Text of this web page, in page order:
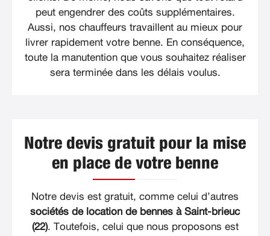
peut engendrer des coûts supplémentaires.
Aussi, nos chauffeurs travaillent au mieux pour
livrer rapidement votre benne. En conséquence,
toute la manutention que vous souhaitez réaliser
sera terminée dans les délais voulus.
Notre devis gratuit pour la mise
en place de votre benne
Notre devis est gratuit, comme celui d’autres
sociétés de location de bennes à Saint-brieuc
(22). Toutefois, celui que nous proposons est